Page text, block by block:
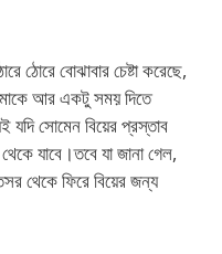
ঠোরে বোঝাবার চেষ্টা করেছে,
আর একটু সময় দিতে
যদি সোমেন বিয়ের প্রস্তাব
যাবে।তবে যা জানা গেল,
থেকে ফিরে বিয়ের জন্য